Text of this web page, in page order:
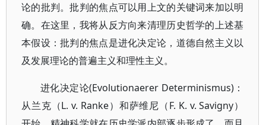
论的批判。批判的焦点可以用上文的关键词来加以明
确。在这里，我将从反方向来清理历史哲学的上述基
本假设：批判的焦点是进化决定论，道德自然主义以
及发展理论的普遍主义和理性主义。
进化决定论(Evolutionaerer Determinismus)：
从兰克（L. v. Ranke）和萨维尼（F. K. v. Savigny）